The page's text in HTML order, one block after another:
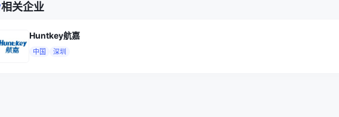
相关企业
Huntkey航嘉
中国 深圳